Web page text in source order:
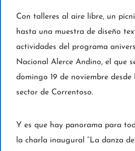
Con talleres al aire libre, un
hasta una muestra de diseño
actividades del programa
Nacional Alerce Andino, el que
domingo 19 de noviembre desde
sector de Correntoso.
Y es que hay panorama para
la charla inaugural “La danza